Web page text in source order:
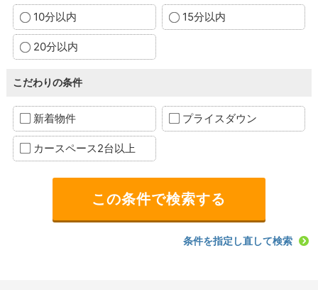
10分以内 15分以内
20分以内
こだわりの条件
新着物件 プライスダウン
カースペース2台以上
条件を指定し直して検索